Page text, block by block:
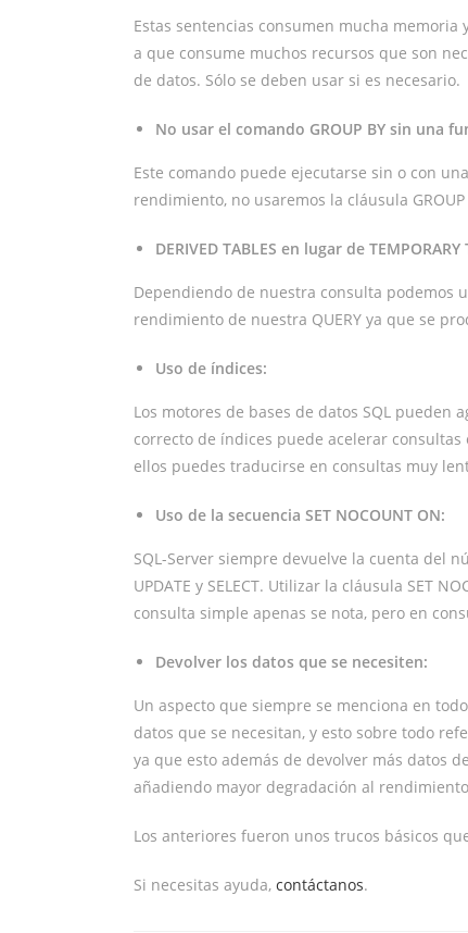
Estas sentencias consumen mucha
a que consume muchos recursos que son
de datos. Sólo se deben usar si es necesario.
No usar el comando GROUP BY sin una
Este comando puede ejecutarse sin o con
rendimiento, no usaremos la cláusula
DERIVED TABLES en lugar de TEMPORARY
Dependiendo de nuestra consulta podemos
rendimiento de nuestra QUERY ya que se
Uso de índices:
Los motores de bases de datos SQL pueden
correcto de índices puede acelerar
ellos puedes traducirse en consultas muy
Uso de la secuencia SET NOCOUNT ON:
SQL-Server siempre devuelve la cuenta del
UPDATE y SELECT. Utilizar la cláusula SET
consulta simple apenas se nota, pero en
Devolver los datos que se necesiten:
Un aspecto que siempre se menciona en
datos que se necesitan, y esto sobre todo
ya que esto además de devolver más datos
añadiendo mayor degradación al
Los anteriores fueron unos trucos básicos
Si necesitas ayuda, contáctanos.